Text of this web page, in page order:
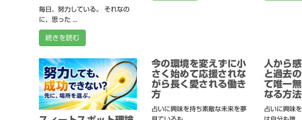
毎日、努力している。 それなの
に、思った ...
続きを読む
今の環境を変えずに小
さく始めて応援されな
がら長く愛される働き
方
占いに興味を持ち素敵な未来を夢
人から
と過去
て唯一
なる方法
占いに興味